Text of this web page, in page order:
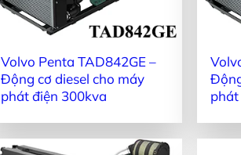
Volvo Penta TAD842GE –
Động cơ diesel cho máy
phát điện 300kva